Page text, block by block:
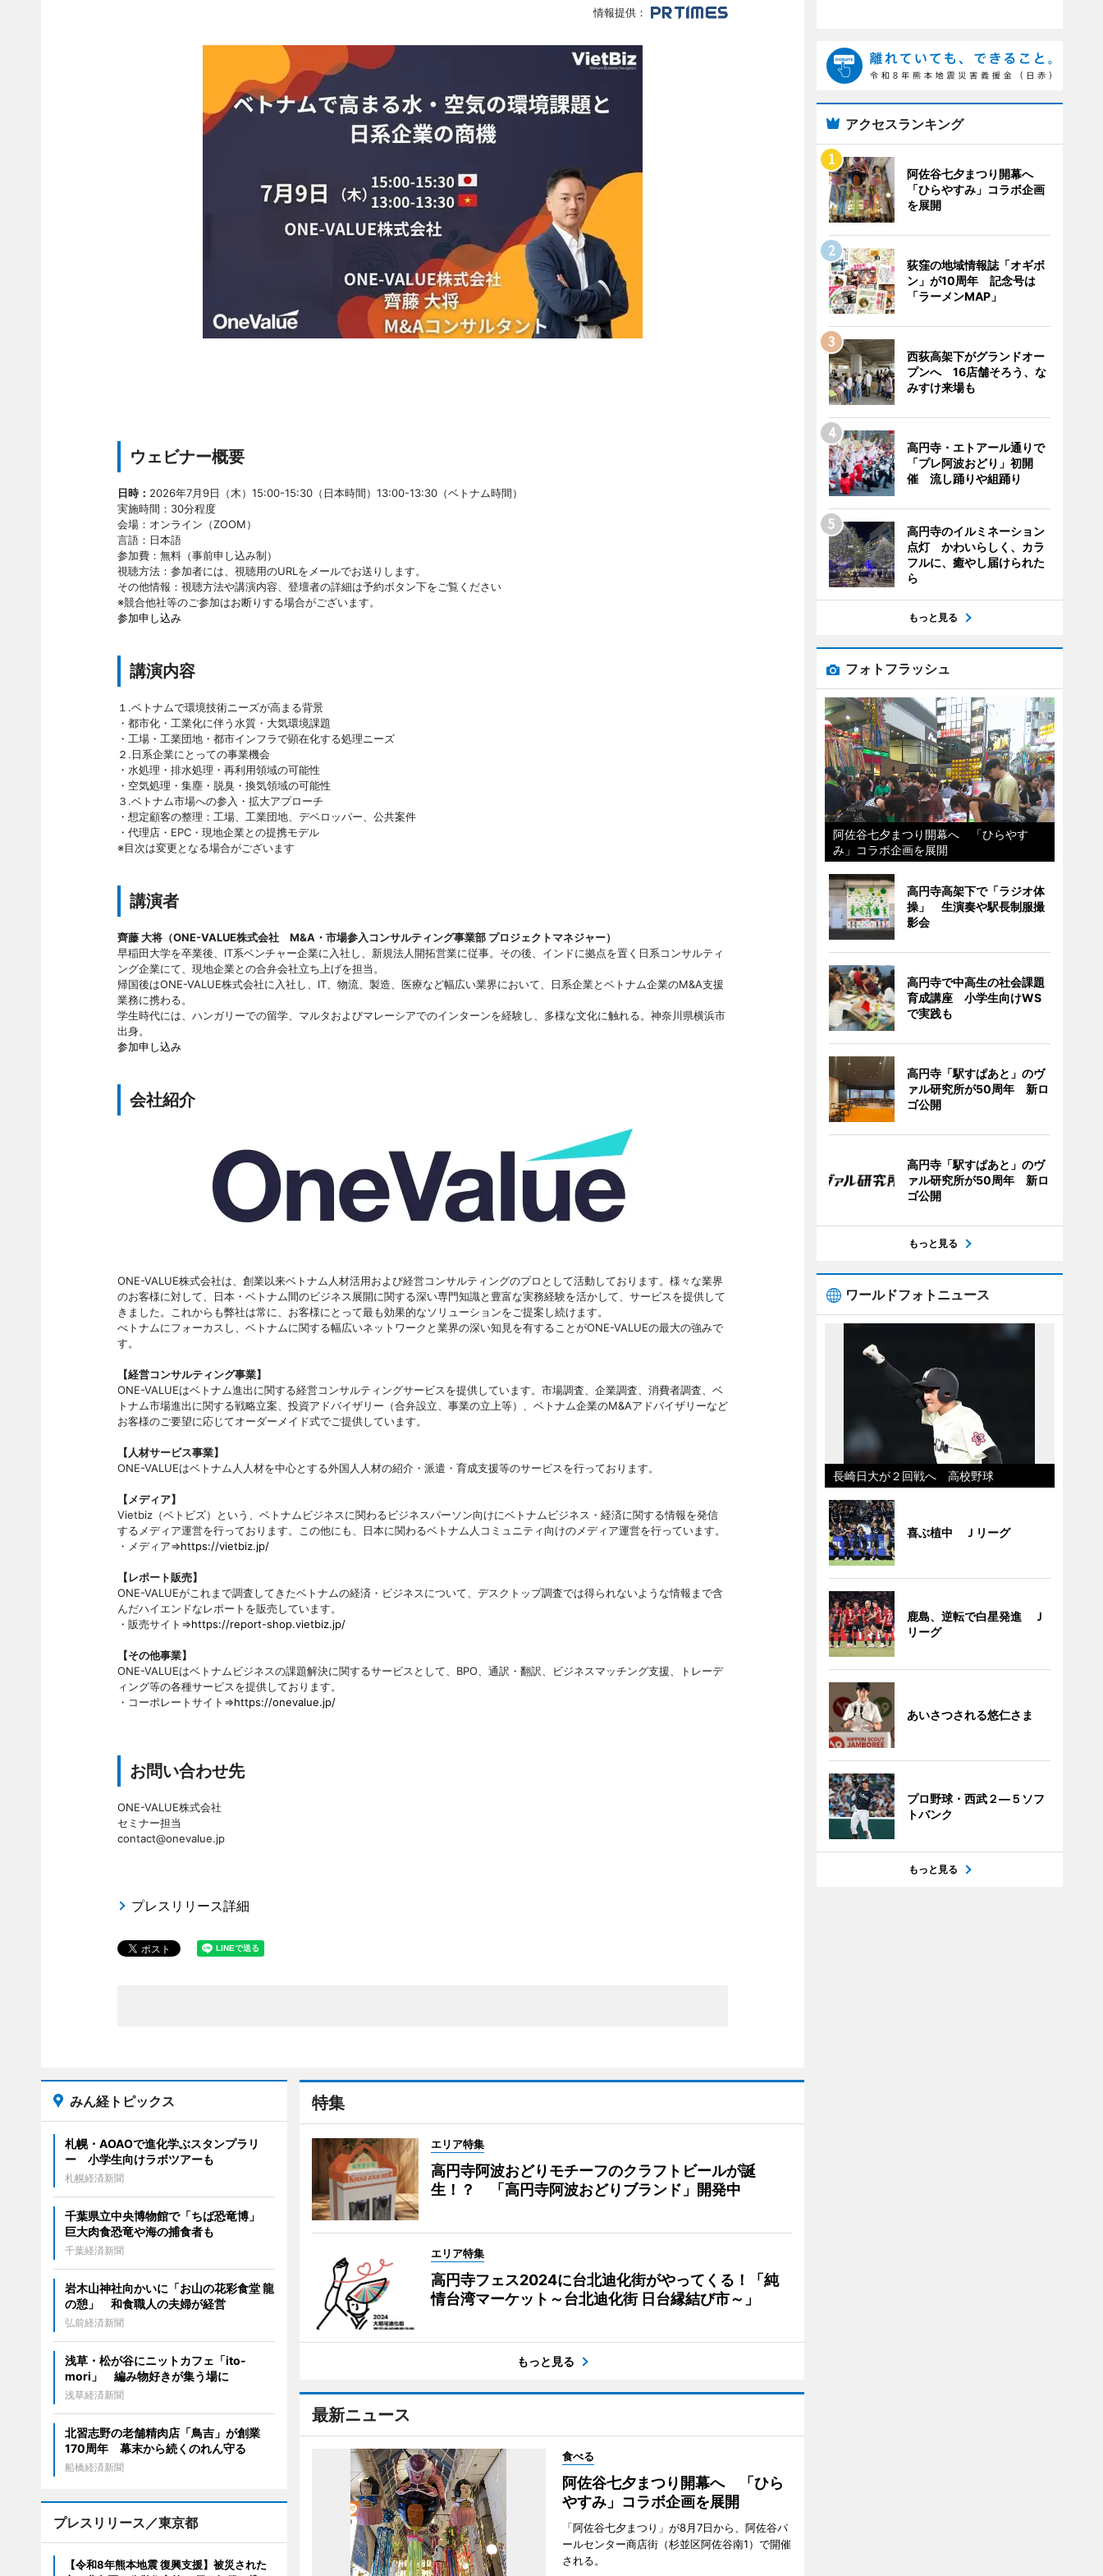
情報提供：
ウェビナー概要
日時： 2026年7月9日（木）15:00-15:30（日本時間）13:00-13:30（ベトナム時間）
実施時間：30分程度
会場：オンライン（ZOOM）
言語：日本語
参加費：無料（事前申し込み制）
視聴方法：参加者には、視聴用のURLをメールでお送りします。
その他情報：視聴方法や講演内容、登壇者の詳細は予約ボタン下をご覧ください
※競合他社等のご参加はお断りする場合がございます。
参加申し込み
講演内容
１.ベトナムで環境技術ニーズが高まる背景
・都市化・工業化に伴う水質・大気環境課題
・工場・工業団地・都市インフラで顕在化する処理ニーズ
２.日系企業にとっての事業機会
・水処理・排水処理・再利用領域の可能性
・空気処理・集塵・脱臭・換気領域の可能性
３.ベトナム市場への参入・拡大アプローチ
・想定顧客の整理：工場、工業団地、デベロッパー、公共案件
・代理店・EPC・現地企業との提携モデル
※目次は変更となる場合がございます
講演者
齊藤 大将（ONE-VALUE株式会社 M&A・市場参入コンサルティング事業部 プロジェクトマネジャー）
早稲田大学を卒業後、IT系ベンチャー企業に入社し、新規法人開拓営業に従事。その後、インドに拠点を置く日系コンサルティ
ング企業にて、現地企業との合弁会社立ち上げを担当。
帰国後はONE-VALUE株式会社に入社し、IT、物流、製造、医療など幅広い業界において、日系企業とベトナム企業のM&A支援
業務に携わる。
学生時代には、ハンガリーでの留学、マルタおよびマレーシアでのインターンを経験し、多様な文化に触れる。神奈川県横浜市
出身。
参加申し込み
会社紹介
ONE-VALUE株式会社は、創業以来ベトナム人材活用および経営コンサルティングのプロとして活動しております。様々な業界
のお客様に対して、日本・ベトナム間のビジネス展開に関する深い専門知識と豊富な実務経験を活かして、サービスを提供して
きました。これからも弊社は常に、お客様にとって最も効果的なソリューションをご提案し続けます。
べトナムにフォーカスし、ベトナムに関する幅広いネットワークと業界の深い知見を有することがONE-VALUEの最大の強みで
す。
【経営コンサルティング事業】
ONE-VALUEはベトナム進出に関する経営コンサルティングサービスを提供しています。市場調査、企業調査、消費者調査、ベ
トナム市場進出に関する戦略立案、投資アドバイザリー（合弁設立、事業の立上等）、ベトナム企業のM&Aアドバイザリーなど
お客様のご要望に応じてオーダーメイド式でご提供しています。
【人材サービス事業】
ONE-VALUEはベトナム人人材を中心とする外国人人材の紹介・派遣・育成支援等のサービスを行っております。
【メディア】
Vietbiz（ベトビズ）という、ベトナムビジネスに関わるビジネスパーソン向けにベトナムビジネス・経済に関する情報を発信
するメディア運営を行っております。この他にも、日本に関わるベトナム人コミュニティ向けのメディア運営を行っています。
・メディア⇒https://vietbiz.jp/
【レポート販売】
ONE-VALUEがこれまで調査してきたベトナムの経済・ビジネスについて、デスクトップ調査では得られないような情報まで含
んだハイエンドなレポートを販売しています。
・販売サイト⇒https://report-shop.vietbiz.jp/
【その他事業】
ONE-VALUEはベトナムビジネスの課題解決に関するサービスとして、BPO、通訳・翻訳、ビジネスマッチング支援、トレーデ
ィング等の各種サービスを提供しております。
・コーポレートサイト⇒https://onevalue.jp/
お問い合わせ先
ONE-VALUE株式会社
セミナー担当
contact@onevalue.jp
プレスリリース詳細
特集
エリア特集
高円寺阿波おどりモチーフのクラフトビールが誕
生！？ 「高円寺阿波おどりブランド」開発中
エリア特集
高円寺フェス2024に台北迪化街がやってくる！「純
情台湾マーケット～台北迪化街 日台縁結び市～」
もっと見る
最新ニュース
食べる
阿佐谷七夕まつり開幕へ 「ひら
やすみ」コラボ企画を展開
「阿佐谷七夕まつり」が8月7日から、阿佐谷パ
ールセンター商店街（杉並区阿佐谷南1）で開催
される。
みん経トピックス
札幌・AOAOで進化学ぶスタンプラリ
ー 小学生向けラボツアーも
札幌経済新聞
千葉県立中央博物館で「ちば恐竜博」
巨大肉食恐竜や海の捕食者も
千葉経済新聞
岩木山神社向かいに「お山の花彩食堂 龍
の憩」 和食職人の夫婦が経営
弘前経済新聞
浅草・松が谷にニットカフェ「ito-
mori」 編み物好きが集う場に
浅草経済新聞
北習志野の老舗精肉店「鳥吉」が創業
170周年 幕末から続くのれん守る
船橋経済新聞
プレスリリース／東京都
【令和8年熊本地震 復興支援】被災された
アクセスランキング
阿佐谷七夕まつり開幕へ
「ひらやすみ」コラボ企画
を展開
荻窪の地域情報誌「オギボ
ン」が10周年 記念号は
「ラーメンMAP」
西荻高架下がグランドオー
プンへ 16店舗そろう、な
みすけ来場も
高円寺・エトアール通りで
「プレ阿波おどり」初開
催 流し踊りや組踊り
高円寺のイルミネーション
点灯 かわいらしく、カラ
フルに、癒やし届けられた
ら
もっと見る
フォトフラッシュ
阿佐谷七夕まつり開幕へ 「ひらやす
み」コラボ企画を展開
高円寺高架下で「ラジオ体
操」 生演奏や駅長制服撮
影会
高円寺で中高生の社会課題
育成講座 小学生向けWS
で実践も
高円寺「駅すぱあと」のヴ
ァル研究所が50周年 新ロ
ゴ公開
高円寺「駅すぱあと」のヴ
ァル研究所が50周年 新ロ
ゴ公開
もっと見る
ワールドフォトニュース
長崎日大が２回戦へ 高校野球
喜ぶ植中 Ｊリーグ
鹿島、逆転で白星発進 Ｊ
リーグ
あいさつされる悠仁さま
プロ野球・西武２―５ソフ
トバンク
もっと見る